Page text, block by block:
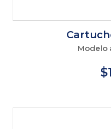
Modelo